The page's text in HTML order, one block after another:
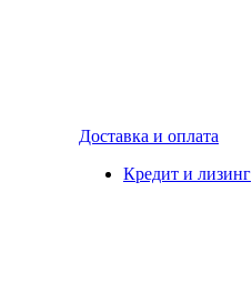
Доставка и оплата
Кредит и лизинг